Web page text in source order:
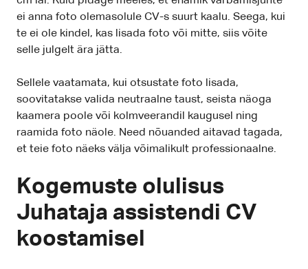
ei anna foto olemasolule CV-s suurt kaalu. Seega, kui
te ei ole kindel, kas lisada foto või mitte, siis võite
selle julgelt ära jätta.
Sellele vaatamata, kui otsustate foto lisada,
soovitatakse valida neutraalne taust, seista näoga
kaamera poole või kolmveerandil kaugusel ning
raamida foto näole. Need nõuanded aitavad tagada,
et teie foto näeks välja võimalikult professionaalne.
Kogemuste olulisus
Juhataja assistendi CV
koostamisel